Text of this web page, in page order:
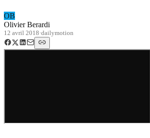
OB
Olivier Berardi
12 avril 2018·dailymotion